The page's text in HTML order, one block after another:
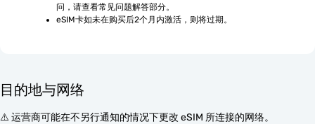
问，请查看常见问题解答部分。
eSIM卡如未在购买后2个月内激活，则将过期。
目的地与网络
⚠️ 运营商可能在不另行通知的情况下更改 eSIM 所连接的网络。